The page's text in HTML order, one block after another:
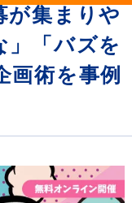
が集まりや
」「バズを
画術を事例